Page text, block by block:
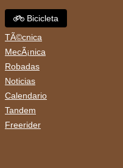
Bicicleta
TÃ©cnica
MecÃ¡nica
Robadas
Noticias
Calendario
Tandem
Freerider